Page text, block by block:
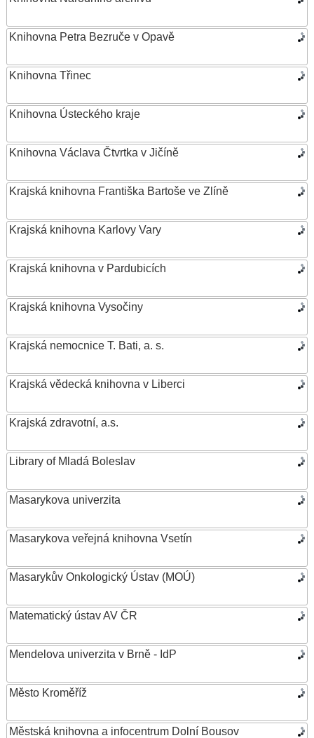
Knihovna Petra Bezruče v Opavě
Knihovna Třinec
Knihovna Ústeckého kraje
Knihovna Václava Čtvrtka v Jičíně
Krajská knihovna Františka Bartoše ve Zlíně
Krajská knihovna Karlovy Vary
Krajská knihovna v Pardubicích
Krajská knihovna Vysočiny
Krajská nemocnice T. Bati, a. s.
Krajská vědecká knihovna v Liberci
Krajská zdravotní, a.s.
Library of Mladá Boleslav
Masarykova univerzita
Masarykova veřejná knihovna Vsetín
Masarykův Onkologický Ústav (MOÚ)
Matematický ústav AV ČR
Mendelova univerzita v Brně - IdP
Město Kroměříž
Městská knihovna a infocentrum Dolní Bousov